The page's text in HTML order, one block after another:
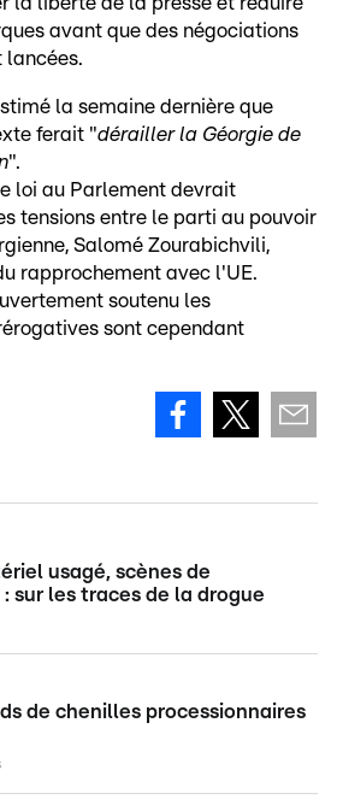
avant que des négociations
lancées.
la semaine dernière que
ferait "dérailler la Géorgie de
".
loi au Parlement devrait
tensions entre le parti au pouvoir
Salomé Zourabichvili,
rapprochement avec l'UE.
soutenu les
sont cependant
usagé, scènes de
sur les traces de la drogue
de chenilles processionnaires